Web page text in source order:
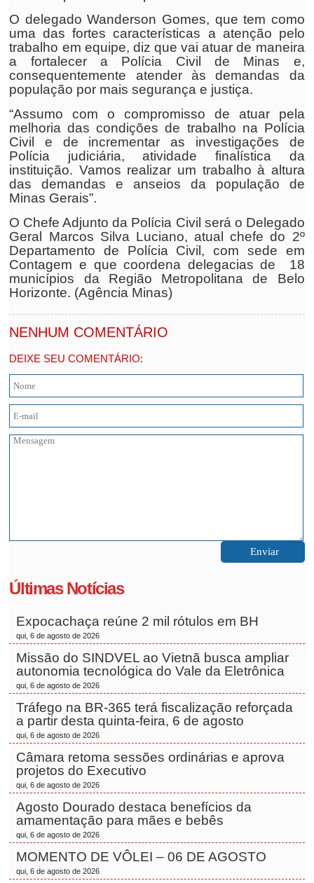
O delegado Wanderson Gomes, que tem como
uma das fortes características a atenção pelo
trabalho em equipe, diz que vai atuar de maneira
a fortalecer a Polícia Civil de Minas e,
consequentemente atender às demandas da
população por mais segurança e justiça.
“Assumo com o compromisso de atuar pela
melhoria das condições de trabalho na Polícia
Civil e de incrementar as investigações de
Polícia judiciária, atividade finalística da
instituição. Vamos realizar um trabalho à altura
das demandas e anseios da população de
Minas Gerais”.
O Chefe Adjunto da Polícia Civil será o Delegado
Geral Marcos Silva Luciano, atual chefe do 2º
Departamento de Polícia Civil, com sede em
Contagem e que coordena delegacias de 18
municípios da Região Metropolitana de Belo
Horizonte. (Agência Minas)
NENHUM COMENTÁRIO
DEIXE SEU COMENTÁRIO:
Últimas Notícias
Expocachaça reúne 2 mil rótulos em BH
qui, 6 de agosto de 2026
Missão do SINDVEL ao Vietnã busca ampliar
autonomia tecnológica do Vale da Eletrônica
qui, 6 de agosto de 2026
Tráfego na BR-365 terá fiscalização reforçada
a partir desta quinta-feira, 6 de agosto
qui, 6 de agosto de 2026
Câmara retoma sessões ordinárias e aprova
projetos do Executivo
qui, 6 de agosto de 2026
Agosto Dourado destaca benefícios da
amamentação para mães e bebês
qui, 6 de agosto de 2026
MOMENTO DE VÔLEI – 06 DE AGOSTO
qui, 6 de agosto de 2026